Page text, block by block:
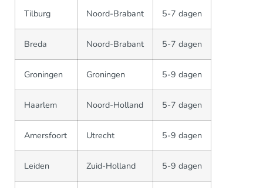
Tilburg Noord-Brabant 5-7 dagen
Breda Noord-Brabant 5-7 dagen
Groningen Groningen 5-9 dagen
Haarlem Noord-Holland 5-7 dagen
Amersfoort Utrecht 5-9 dagen
Leiden Zuid-Holland 5-9 dagen